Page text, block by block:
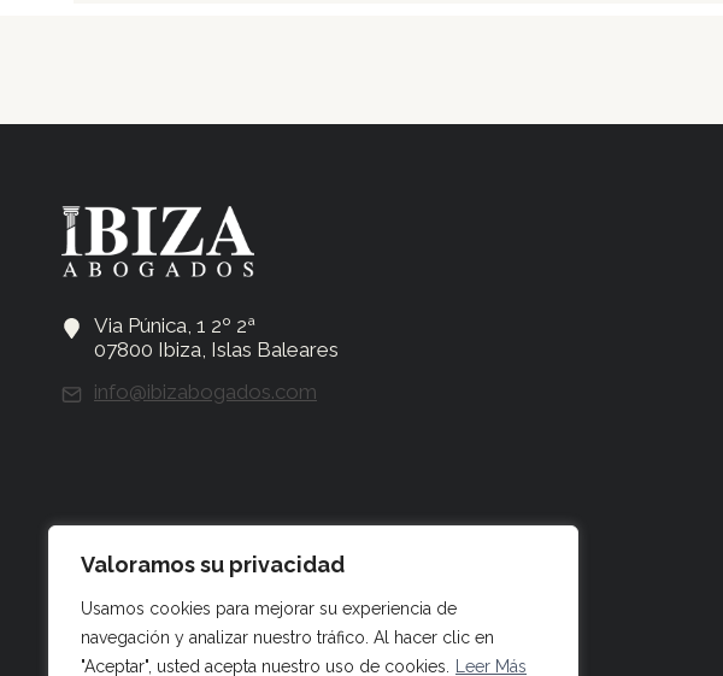
Valoramos su privacidad
Usamos cookies para mejorar su experiencia de
navegación y analizar nuestro tráfico. Al hacer clic en
"Aceptar", usted acepta nuestro uso de cookies.
Leer Más
Via Púnica, 1 2º 2ª
07800 Ibiza, Islas Baleares
info@ibizabogados.com
© 2026 IBIZA ABOGADOS